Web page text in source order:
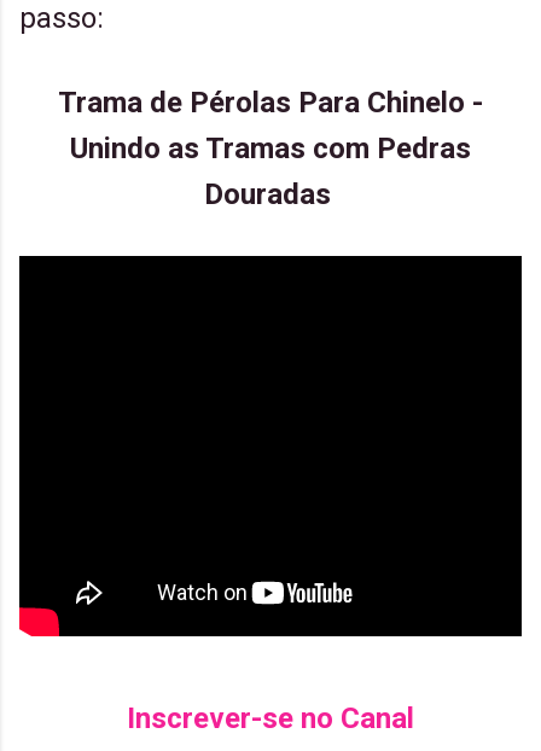
passo:
Trama de Pérolas Para Chinelo -
Unindo as Tramas com Pedras
Douradas
Inscrever-se no Canal